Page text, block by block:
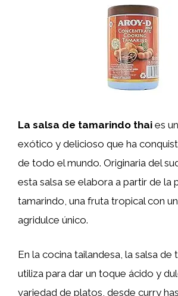
La salsa de tamarindo thai es
exótico y delicioso que ha
de todo el mundo. Originaria del
esta salsa se elabora a partir de la
tamarindo, una fruta tropical con
agridulce único.
En la cocina tailandesa, la salsa de
utiliza para dar un toque ácido y
variedad de platos, desde curry